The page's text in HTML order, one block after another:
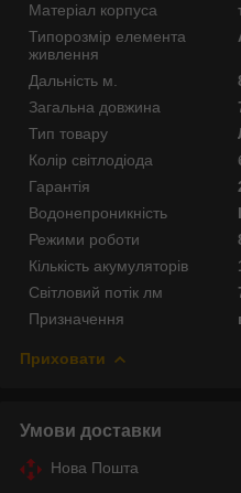
Матеріал корпуса
Типорозмір елемента
живлення
Дальність м.
Загальна довжина
Тип товару
Колір світлодіода
Гарантія
Водонепроникність
Режими роботи
Кількість акумуляторів
Світловий потік лм
Призначення
Приховати
Умови доставки
Нова Пошта